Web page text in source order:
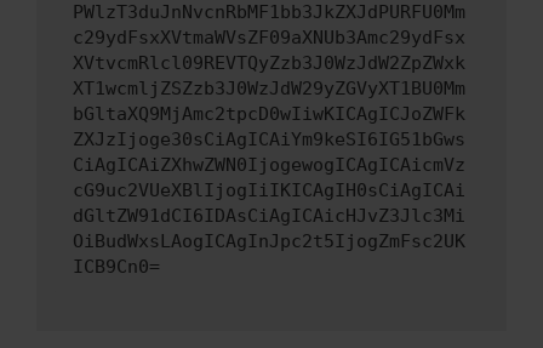
PWlzT3duJnNvcnRbMF1bb3JkZXJdPURFU0Mm
c29ydFsxXVtmaWVsZF09aXNUb3Amc29ydFsx
XVtvcmRlcl09REVTQyZzb3J0WzJdW2ZpZWxk
XT1wcmljZSZzb3J0WzJdW29yZGVyXT1BU0Mm
bGltaXQ9MjAmc2tpcD0wIiwKICAgICJoZWFk
ZXJzIjoge30sCiAgICAiYm9keSI6IG51bGws
CiAgICAiZXhwZWN0IjogewogICAgICAicmVz
cG9uc2VUeXBlIjogIiIKICAgIH0sCiAgICAi
dGltZW91dCI6IDAsCiAgICAicHJvZ3Jlc3Mi
OiBudWxsLAogICAgInJpc2t5IjogZmFsc2UK
ICB9Cn0=